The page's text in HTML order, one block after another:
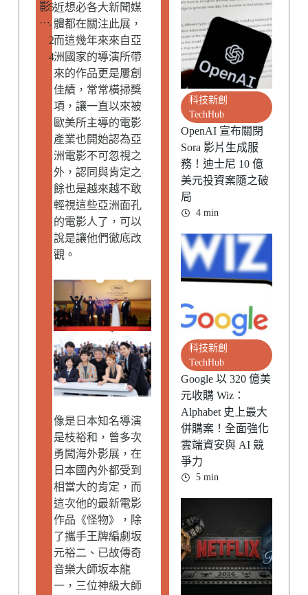
影
…
5
-
2
4
近想必各大新聞媒
體都在關注此展，
而這幾年來來自亞
洲國家的導演所帶
來的作品更是屢創
佳績，常常橫掃獎
項，讓一直以來被
歐美所主導的電影
產業也開始認為亞
洲電影不可忽視之
外，認同與肯定之
餘也是越來越不敢
輕視這些亞洲面孔
的電影人了，可以
說是讓他們徹底改
觀。
像是日本知名導演
是枝裕和，曾多次
勇闖海外影展，在
日本國內外都受到
相當大的肯定，而
這次他的最新電影
作品《怪物》，除
了攜手王牌編劇坂
元裕二、已故傳奇
音樂大師坂本龍
一，三位神級大師
科技新創
TechHub
OpenAI 宣布關閉
Sora 影片生成服
務！迪士尼 10 億
美元投資案隨之破
局
4 min
科技新創
TechHub
Google 以 320 億美
元收購 Wiz：
Alphabet 史上最大
併購案！全面強化
雲端資安與 AI 競
爭力
5 min